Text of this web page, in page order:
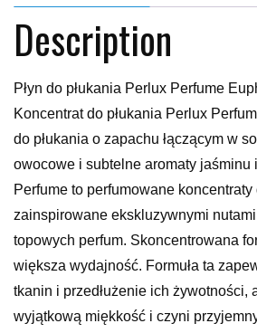
Description
Płyn do płukania Perlux Perfume
Koncentrat do płukania Perlux
do płukania o zapachu łączącym w
owocowe i subtelne aromaty jaśminu
Perfume to perfumowane koncentraty
zainspirowane ekskluzywnymi
topowych perfum. Skoncentrowana
większa wydajność. Formuła ta
tkanin i przedłużenie ich żywotności,
wyjątkową miękkość i czyni